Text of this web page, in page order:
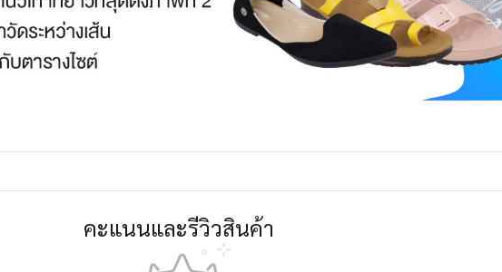
คะแนนและรีวิวสินค้า